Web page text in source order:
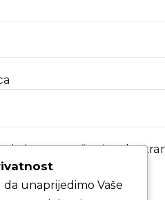
ime, e-poštu i web-
ČLANKA
da unaprijedimo Vaše